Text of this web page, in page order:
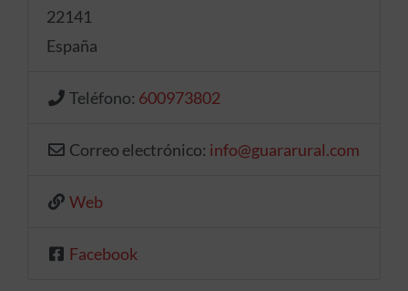
22141
España
Teléfono: 600973802
Correo electrónico: info@guararural.com
Web
Facebook